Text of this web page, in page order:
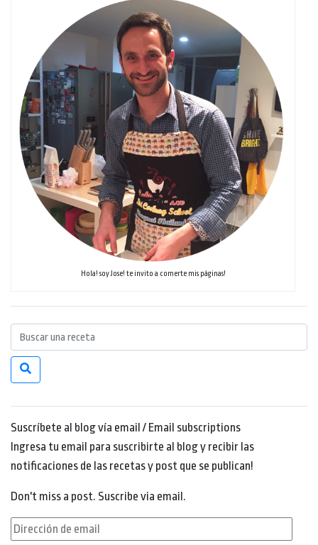
Hola! soy Jose! te invito a comerte mis páginas!
Suscríbete al blog vía email / Email subscriptions
Ingresa tu email para suscribirte al blog y recibir las
notificaciones de las recetas y post que se publican!
Don't miss a post. Suscribe via email.
Dirección